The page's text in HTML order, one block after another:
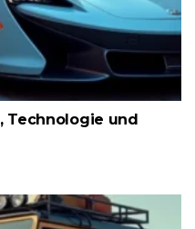
Technologie und